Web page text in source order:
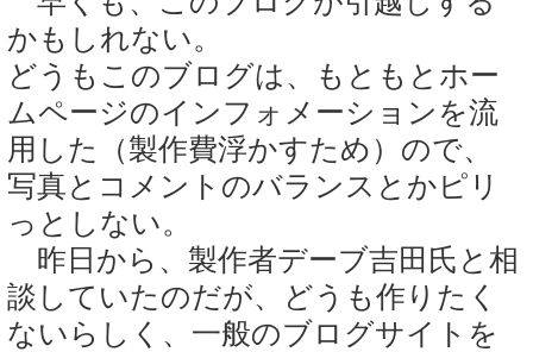
かもしれない。
どうもこのブログは、もともとホー
ムページのインフォメーションを流
用した（製作費浮かすため）ので、
写真とコメントのバランスとかピリ
っとしない。
昨日から、製作者デーブ吉田氏と相
談していたのだが、どうも作りたく
ないらしく、一般のブログサイトを